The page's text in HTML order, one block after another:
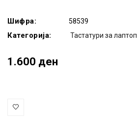
Шифра: 58539
Категорија: Тастатури за лаптоп
1.600 ден